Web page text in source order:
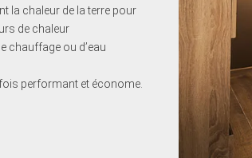
la chaleur de la terre pour
de chaleur
chauffage ou d’eau
fois performant et économe.